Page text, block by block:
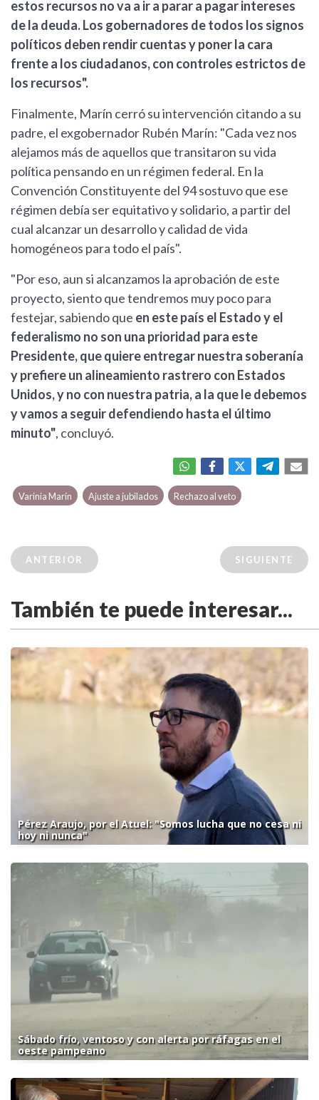
estos recursos no va a ir a parar a pagar intereses
de la deuda. Los gobernadores de todos los signos
políticos deben rendir cuentas y poner la cara
frente a los ciudadanos, con controles estrictos de
los recursos".
Finalmente, Marín cerró su intervención citando a su
padre, el exgobernador Rubén Marín: "Cada vez nos
alejamos más de aquellos que transitaron su vida
política pensando en un régimen federal. En la
Convención Constituyente del 94 sostuvo que ese
régimen debía ser equitativo y solidario, a partir del
cual alcanzar un desarrollo y calidad de vida
homogéneos para todo el país".
"Por eso, aun si alcanzamos la aprobación de este
proyecto, siento que tendremos muy poco para
festejar, sabiendo que en este país el Estado y el
federalismo no son una prioridad para este
Presidente, que quiere entregar nuestra soberanía
y prefiere un alineamiento rastrero con Estados
Unidos, y no con nuestra patria, a la que le debemos
y vamos a seguir defendiendo hasta el último
minuto", concluyó.
Varinia Marín Ajuste a jubilados Rechazo al veto
ANTERIOR SIGUIENTE
También te puede interesar...
Pérez Araujo, por el Atuel: "Somos lucha que no cesa ni
hoy ni nunca"
Sábado frío, ventoso y con alerta por ráfagas en el
oeste pampeano